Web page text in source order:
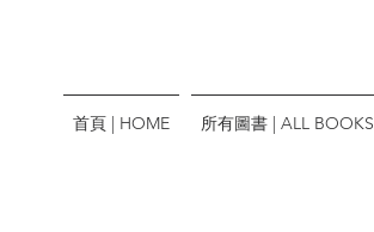
首頁 | HOME 所有圖書 | ALL BOOKS